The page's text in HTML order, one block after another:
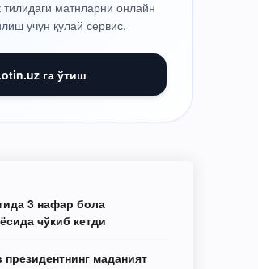
матнларни онлайн
учун қулай сервис.
га ўтиш
3 нафар бола
чўкиб кетди
маданият